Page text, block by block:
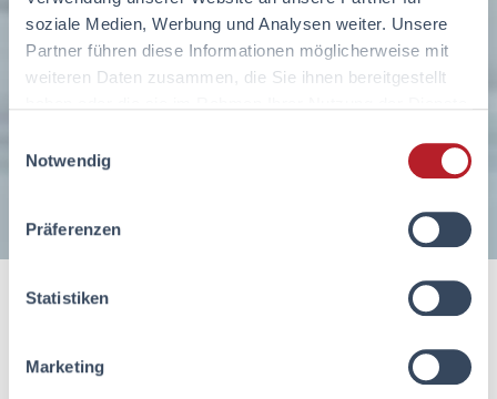
soziale Medien, Werbung und Analysen weiter. Unsere
Partner führen diese Informationen möglicherweise mit
weiteren Daten zusammen, die Sie ihnen bereitgestellt
Notwendig
Präferenzen
Statistiken
Marketing
DEIN KARRIERESTART ALS